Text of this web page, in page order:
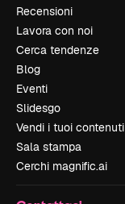
Recensioni
Lavora con noi
Cerca tendenze
Blog
Eventi
Slidesgo
Vendi i tuoi contenuti
Sala stampa
Cerchi magnific.ai